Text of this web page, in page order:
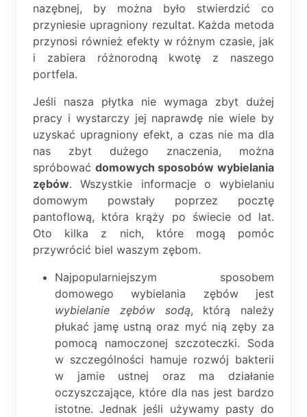
nazębnej, by można było stwierdzić co
przyniesie upragniony rezultat. Każda metoda
przynosi również efekty w różnym czasie, jak
i zabiera różnorodną kwotę z naszego
portfela.
Jeśli nasza płytka nie wymaga zbyt dużej
pracy i wystarczy jej naprawdę nie wiele by
uzyskać upragniony efekt, a czas nie ma dla
nas zbyt dużego znaczenia, można
spróbować domowych sposobów wybielania
zębów. Wszystkie informacje o wybielaniu
domowym powstały poprzez pocztę
pantoflową, która krąży po świecie od lat.
Oto kilka z nich, które mogą pomóc
przywrócić biel waszym zębom.
Najpopularniejszym sposobem
domowego wybielania zębów jest
wybielanie zębów sodą, którą należy
płukać jamę ustną oraz myć nią zęby za
pomocą namoczonej szczoteczki. Soda
w szczególności hamuje rozwój bakterii
w jamie ustnej oraz ma działanie
oczyszczające, które dla nas jest bardzo
istotne. Jednak jeśli używamy pasty do